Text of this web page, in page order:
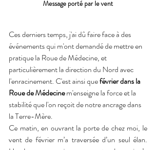
Message porté par le vent
Ces derniers temps, j'ai dû faire face à des
événements qui m'ont demandé de mettre en
pratique la Roue de Médecine, et
particulièrement la direction du Nord avec
l'enracinement. C'est ainsi que février dans la
Roue de Médecine m'enseigne la force et la
stabilité que l'on reçoit de notre ancrage dans
la Terre-Mère.
Ce matin, en ouvrant la porte de chez moi, le
vent de février m’a traversée d’un seul élan.